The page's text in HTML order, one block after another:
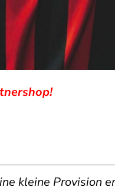
kleine Provision